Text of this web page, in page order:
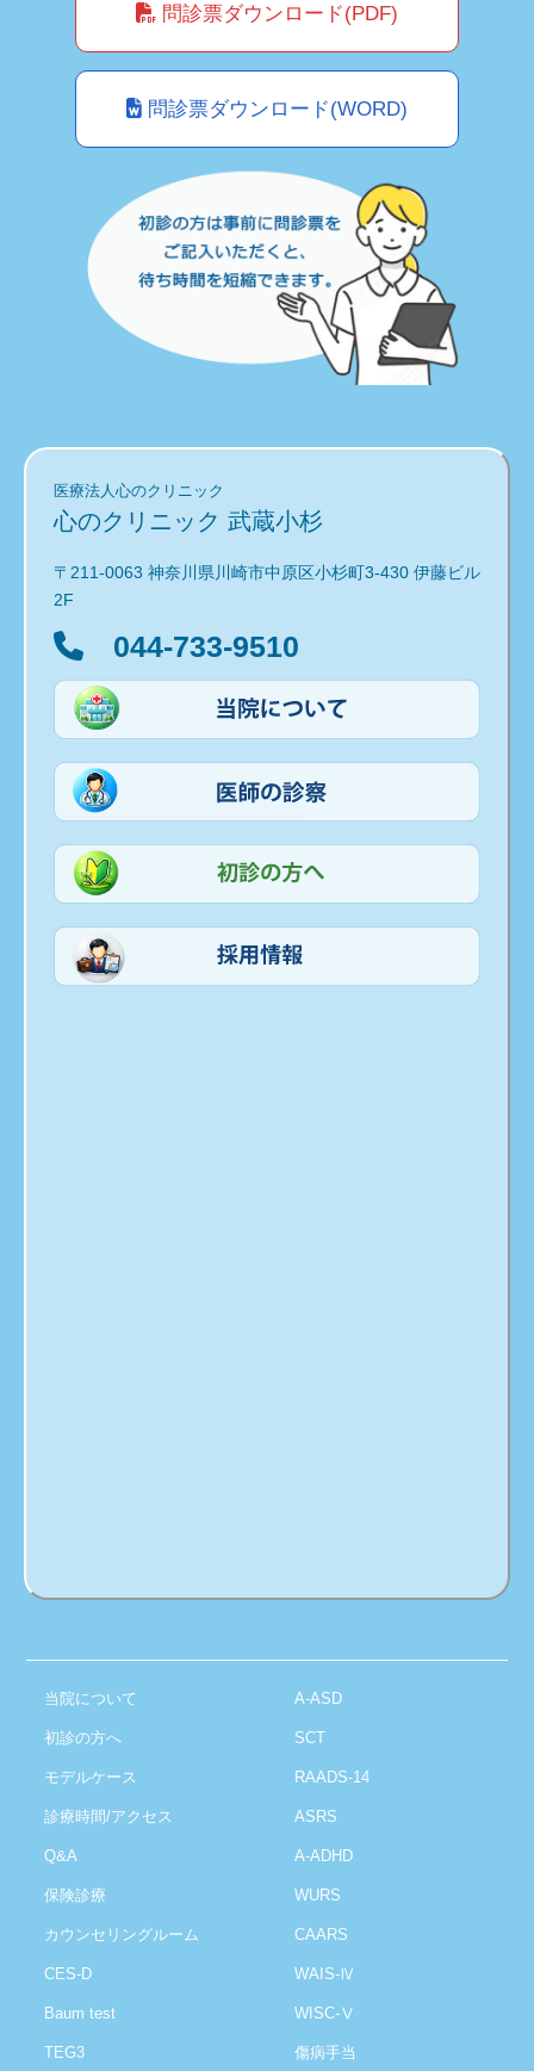
問診票ダウンロード(PDF)
問診票ダウンロード(WORD)
医療法人心のクリニック
心のクリニック 武蔵小杉
〒211-0063 神奈川県川崎市中原区小杉町3-430 伊藤ビル
2F
044-733-9510
当院について
初診の方へ
モデルケース
診療時間/アクセス
Q&A
保険診療
カウンセリングルーム
CES-D
Baum test
TEG3
A-ASD
SCT
RAADS-14
ASRS
A-ADHD
WURS
CAARS
WAIS-Ⅳ
WISC-Ⅴ
傷病手当